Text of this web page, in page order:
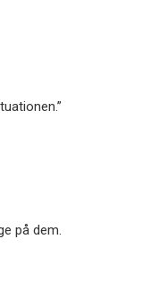
på dem.